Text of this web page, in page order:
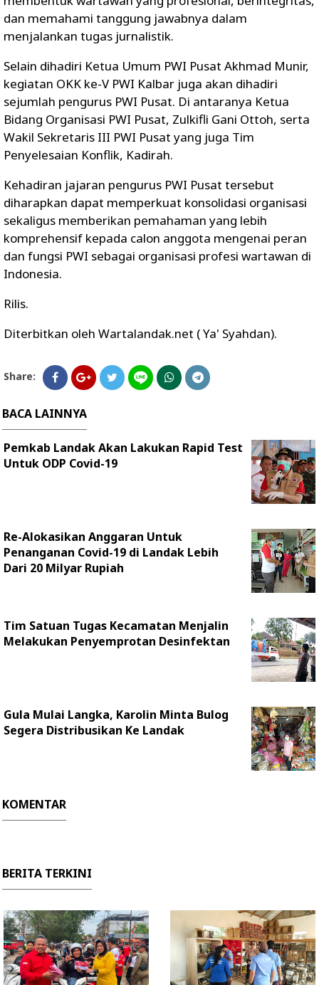
dan memahami tanggung jawabnya dalam
menjalankan tugas jurnalistik.
Selain dihadiri Ketua Umum PWI Pusat Akhmad Munir,
kegiatan OKK ke-V PWI Kalbar juga akan dihadiri
sejumlah pengurus PWI Pusat. Di antaranya Ketua
Bidang Organisasi PWI Pusat, Zulkifli Gani Ottoh, serta
Wakil Sekretaris III PWI Pusat yang juga Tim
Penyelesaian Konflik, Kadirah.
Kehadiran jajaran pengurus PWI Pusat tersebut
diharapkan dapat memperkuat konsolidasi organisasi
sekaligus memberikan pemahaman yang lebih
komprehensif kepada calon anggota mengenai peran
dan fungsi PWI sebagai organisasi profesi wartawan di
Indonesia.
Rilis.
Diterbitkan oleh Wartalandak.net ( Ya' Syahdan).
Share:
BACA LAINNYA
Pemkab Landak Akan Lakukan Rapid Test
Untuk ODP Covid-19
Re-Alokasikan Anggaran Untuk
Penanganan Covid-19 di Landak Lebih
Dari 20 Milyar Rupiah
Tim Satuan Tugas Kecamatan Menjalin
Melakukan Penyemprotan Desinfektan
Gula Mulai Langka, Karolin Minta Bulog
Segera Distribusikan Ke Landak
KOMENTAR
BERITA TERKINI